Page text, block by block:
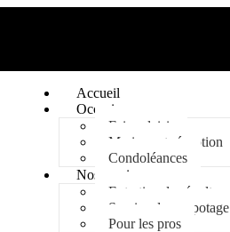
Accueil
Occasion
Faire plaisir
Mariage et réception
Condoléances
Nos services
Entretien de sépulture
Service de rempotage
Pour les pros